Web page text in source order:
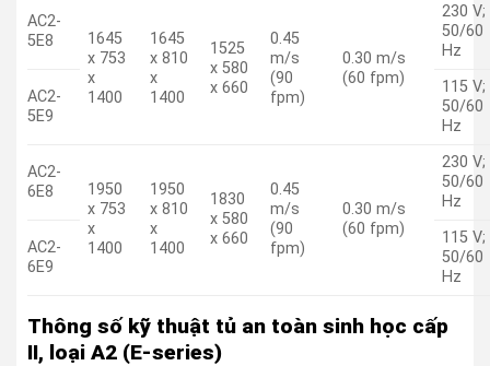
AC2-
5E8
1645
x 753
x
1400
1645
x 810
x
1400
1525
x 580
x 660
0.45
m/s
(90
fpm)
0.30 m/s
(60 fpm)
230 V;
50/60
Hz
AC2-
5E9
115 V;
50/60
Hz
AC2-
6E8
1950
x 753
x
1400
1950
x 810
x
1400
1830
x 580
x 660
0.45
m/s
(90
fpm)
0.30 m/s
(60 fpm)
230 V;
50/60
Hz
AC2-
6E9
115 V;
50/60
Hz
Thông số kỹ thuật tủ an toàn sinh học cấp
II, loại A2 (E-series)